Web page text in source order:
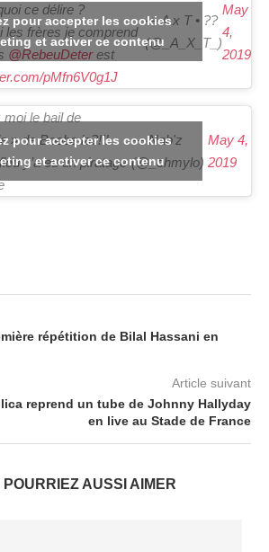
ce délire ?
les frères je comprend
@RebeuDeterest
pMfn6V0g1J
— A x T • ??
(@_A_X_T_)
May
4,
2019
pour accepter les cookies
et activer ce contenu
le bail de
» de Booba la?!!!
y’a eu un piratage
— Nab'z
(@_ohmylo)
May 4,
2019
pour accepter les cookies
et activer ce contenu
répétition de Bilal Hassani en
Article suivant
reprend un tube de Johnny Hallyday
en live au Stade de France
POURRIEZ AUSSI AIMER